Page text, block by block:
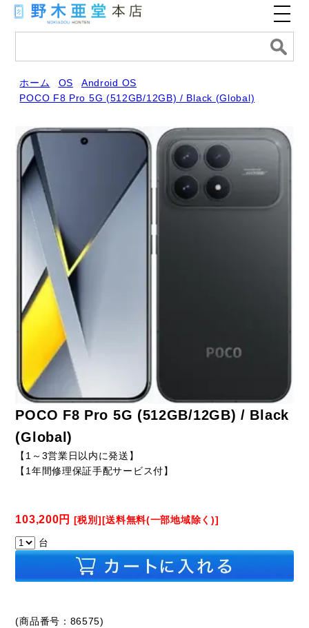
ホーム OS
Android OS
POCO F8 Pro 5G (512GB/12GB) / Black (Global)
POCO F8 Pro 5G (512GB/12GB) / Black
(Global)
【1～3営業日以内に発送】
【1年間修理保証手配サービス付】
103,200円 [税別][送料無料(一部地域除く)]
台
(商品番号：86575)